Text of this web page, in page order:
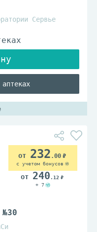
Сервье
232 .00
с учетом бонусов
240 .12
+ 7